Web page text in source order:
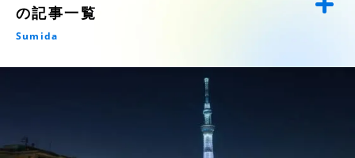
の記事一覧
Sumida